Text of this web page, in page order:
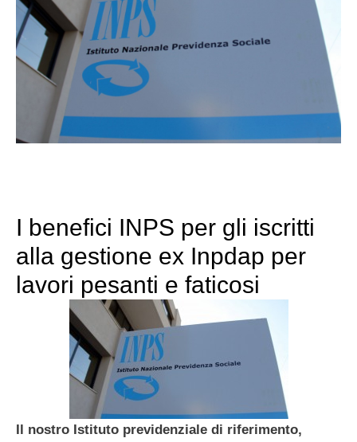
I benefici INPS per gli iscritti
alla gestione ex Inpdap per
lavori pesanti e faticosi
Il nostro Istituto previdenziale di riferimento,